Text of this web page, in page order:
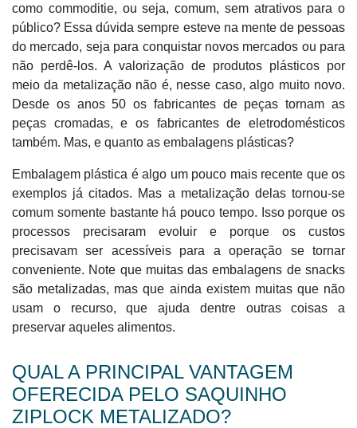
como commoditie, ou seja, comum, sem atrativos para o
público? Essa dúvida sempre esteve na mente de pessoas
do mercado, seja para conquistar novos mercados ou para
não perdê-los. A valorização de produtos plásticos por
meio da metalização não é, nesse caso, algo muito novo.
Desde os anos 50 os fabricantes de peças tornam as
peças cromadas, e os fabricantes de eletrodomésticos
também. Mas, e quanto as embalagens plásticas?
Embalagem plástica é algo um pouco mais recente que os
exemplos já citados. Mas a metalização delas tornou-se
comum somente bastante há pouco tempo. Isso porque os
processos precisaram evoluir e porque os custos
precisavam ser acessíveis para a operação se tornar
conveniente. Note que muitas das embalagens de snacks
são metalizadas, mas que ainda existem muitas que não
usam o recurso, que ajuda dentre outras coisas a
preservar aqueles alimentos.
QUAL A PRINCIPAL VANTAGEM
OFERECIDA PELO SAQUINHO
ZIPLOCK METALIZADO?